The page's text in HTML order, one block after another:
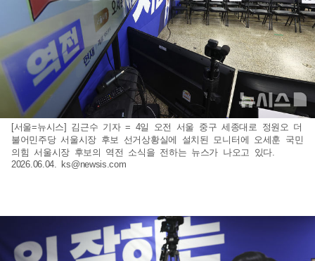
[서울=뉴시스] 김근수 기자 = 4일 오전 서울 중구 세종대로 정원오 더
불어민주당 서울시장 후보 선거상황실에 설치된 모니터에 오세훈 국민
의힘 서울시장 후보의 역전 소식을 전하는 뉴스가 나오고 있다.
2026.06.04. ks@newsis.com